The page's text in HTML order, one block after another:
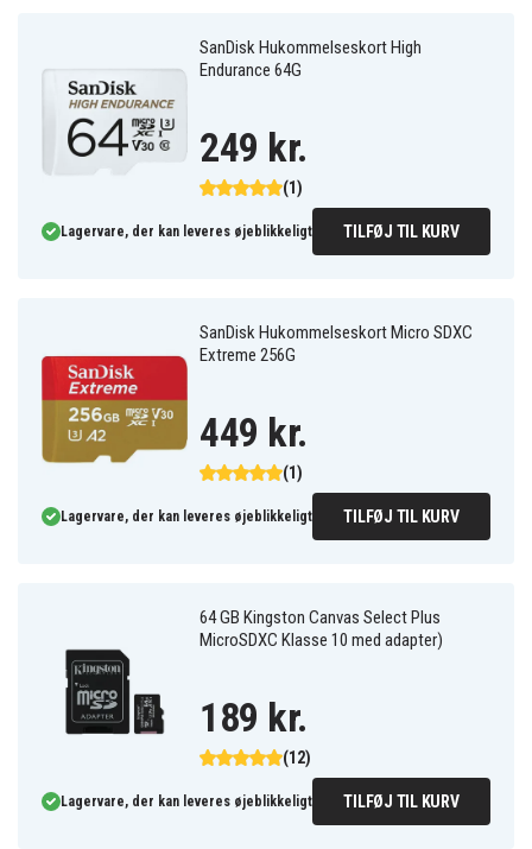
SanDisk Hukommelseskort High
Endurance 64G
(1)
249 kr.
Lagervare, der kan leveres øjeblikkeligt TILFØJ TIL KURV
SanDisk Hukommelseskort Micro SDXC
Extreme 256G
(1)
449 kr.
Lagervare, der kan leveres øjeblikkeligt TILFØJ TIL KURV
64 GB Kingston Canvas Select Plus
MicroSDXC Klasse 10 med adapter)
(12)
189 kr.
Lagervare, der kan leveres øjeblikkeligt TILFØJ TIL KURV